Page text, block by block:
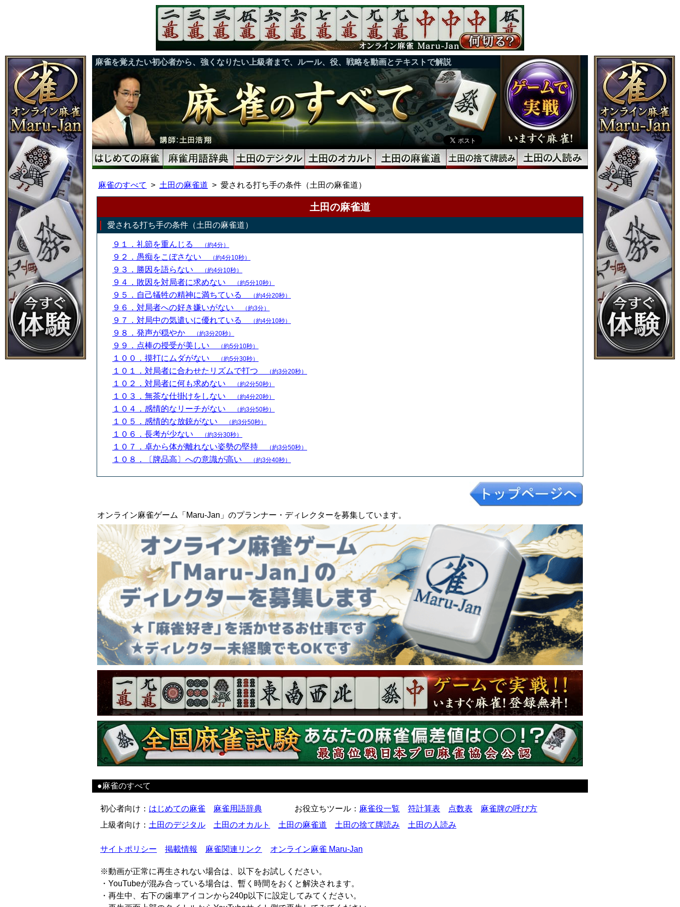
麻雀を覚えたい初心者から、強くなりたい上級者まで、ルール、役、戦略を動画とテキストで解説
麻雀のすべて 土田の麻雀道 愛される打ち手の条件（土田の麻雀道）
土田の麻雀道
愛される打ち手の条件（土田の麻雀道）
９１．礼節を重んじる （約4分）
９２．愚痴をこぼさない （約4分10秒）
９３．勝因を語らない （約4分10秒）
９４．敗因を対局者に求めない （約5分10秒）
９５．自己犠牲の精神に満ちている （約4分20秒）
９６．対局者への好き嫌いがない （約3分）
９７．対局中の気遣いに優れている （約4分10秒）
９８．発声が穏やか （約3分20秒）
９９．点棒の授受が美しい （約5分10秒）
１００．摸打にムダがない （約5分30秒）
１０１．対局者に合わせたリズムで打つ （約3分20秒）
１０２．対局者に何も求めない （約2分50秒）
１０３．無茶な仕掛けをしない （約4分20秒）
１０４．感情的なリーチがない （約3分50秒）
１０５．感情的な放銃がない （約3分50秒）
１０６．長考が少ない （約3分30秒）
１０７．卓から体が離れない姿勢の堅持 （約3分50秒）
１０８．〔牌品高〕への意識が高い （約3分40秒）
オンライン麻雀ゲーム「Maru-Jan」のプランナー・ディレクターを募集しています。
●麻雀のすべて
初心者向け ： はじめての麻雀 麻雀用語辞典 お役立ちツール ： 麻雀役一覧 符計算表 点数表
麻雀牌の呼び方
上級者向け ： 土田のデジタル 土田のオカルト 土田の麻雀道 土田の捨て牌読み 土田の人読み
サイトポリシー 掲載情報 麻雀関連リンク オンライン麻雀 Maru-Jan
※動画が正常に再生されない場合は、以下をお試しください。
・YouTubeが混み合っている場合は、暫く時間をおくと解決されます。
・再生中、右下の歯車アイコンから240p以下に設定してみてください。